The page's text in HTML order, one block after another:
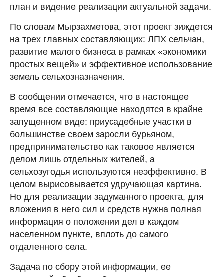
план и видение реализации актуальной задачи.
По словам Мырзахметова, этот проект зиждется
на трех главных составляющих: ЛПХ сельчан,
развитие малого бизнеса в рамках «экономики
простых вещей» и эффективное использование
земель сельхозназначения.
В сообщении отмечается, что в настоящее
время все составляющие находятся в крайне
запущенном виде: приусадебные участки в
большинстве своем заросли бурьяном,
предпринимательство как таковое является
делом лишь отдельных жителей, а
сельхозугодья используются неэффективно. В
целом вырисовывается удручающая картина.
Но для реализации задуманного проекта, для
вложения в него сил и средств нужна полная
информация о положении дел в каждом
населенном пункте, вплоть до самого
отдаленного села.
Задача по сбору этой информации, ее